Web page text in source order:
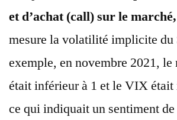
et d’achat (call) sur le
mesure la volatilité implicite du
exemple, en novembre 2021,
était inférieur à 1 et le VIX était
ce qui indiquait un sentiment